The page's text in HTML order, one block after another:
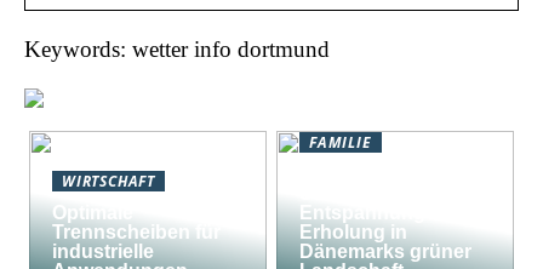
Keywords: wetter info dortmund
WIRTSCHAFT
Optimale
Trennscheiben für
industrielle
FAMILIE
Entspannung und
Erholung in
Dänemarks grüner